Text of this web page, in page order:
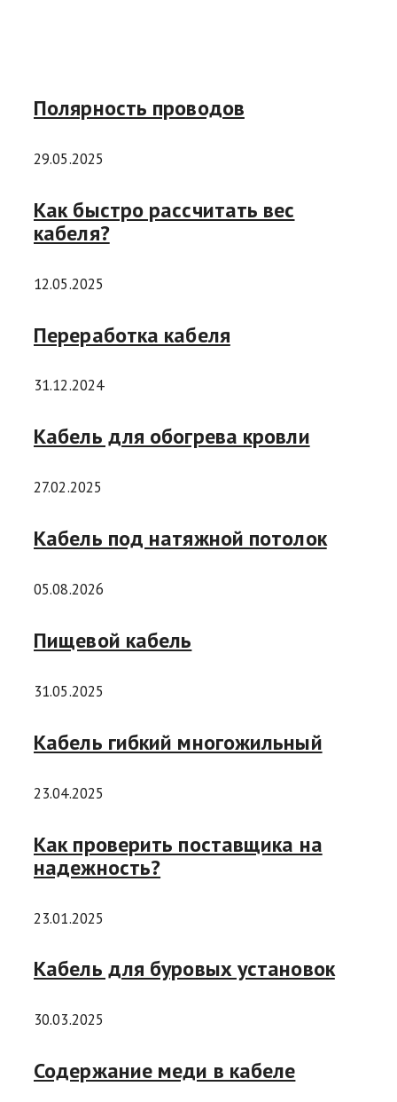
Полярность проводов
29.05.2025
Как быстро рассчитать вес
кабеля?
12.05.2025
Переработка кабеля
31.12.2024
Кабель для обогрева кровли
27.02.2025
Кабель под натяжной потолок
05.08.2026
Пищевой кабель
31.05.2025
Кабель гибкий многожильный
23.04.2025
Как проверить поставщика на
надежность?
23.01.2025
Кабель для буровых установок
30.03.2025
Содержание меди в кабеле